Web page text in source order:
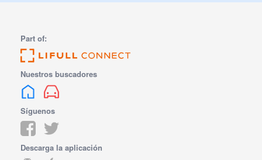
Part of:
Nuestros buscadores
Síguenos
Descarga la aplicación